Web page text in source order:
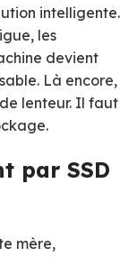
intelligente.
les
devient
Là encore,
lenteur. Il faut
par SSD
mère,